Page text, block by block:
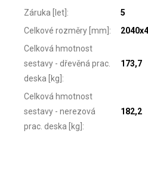
Záruka [let]:
5
Celkové rozměry [mm]:
Celková hmotnost
sestavy - dřevěná prac.
deska [kg]:
173,7
Celková hmotnost
sestavy - nerezová
prac. deska [kg]:
182,2